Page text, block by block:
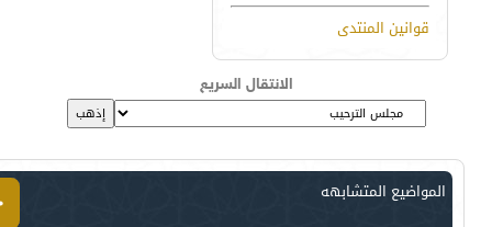
قوانين المنتدى
الانتقال السريع
المواضيع المتشابهه